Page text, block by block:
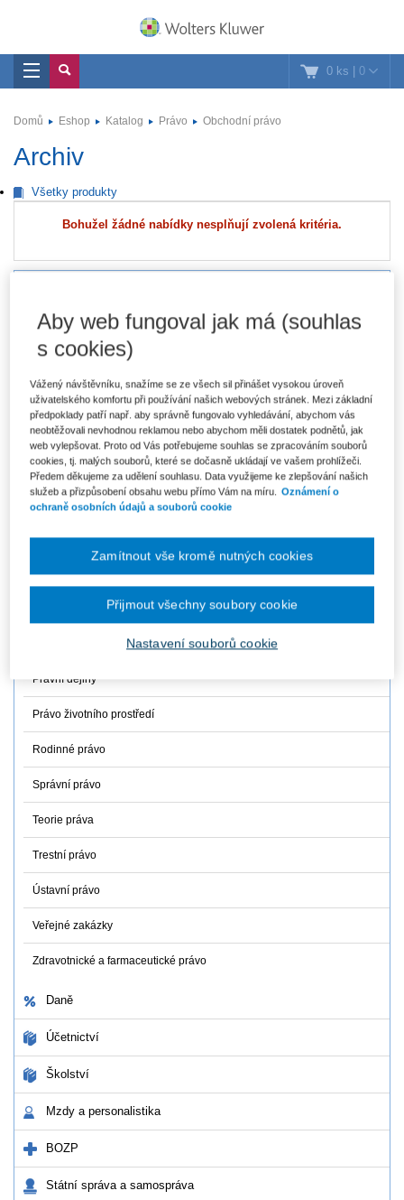
0 ks | 0
Domů Eshop Katalog Právo Obchodní právo
Archiv
Všetky produkty
Bohužel žádné nabídky nesplňují zvolená kritéria.
Autorské právo a právo duševního vlastnictví
Evropské právo
Finanční právo
Mezinárodní právo
Občanské právo hmotné
Občanské právo procesní
Obchodní právo
Ochrana osobních údajů
Pracovní právo a právo sociálního zabezpečení
Právní dějiny
Právo životního prostředí
Rodinné právo
Správní právo
Teorie práva
Trestní právo
Ústavní právo
Veřejné zakázky
Zdravotnické a farmaceutické právo
Daně
Účetnictví
Školství
Mzdy a personalistika
BOZP
Státní správa a samospráva
Aby web fungoval jak má (souhlas
s cookies)
Vážený návštěvníku, snažíme se ze všech sil přinášet vysokou úroveň
uživatelského komfortu při používání našich webových stránek. Mezi základní
předpoklady patří např. aby správně fungovalo vyhledávání, abychom vás
neobtěžovali nevhodnou reklamou nebo abychom měli dostatek podnětů, jak
web vylepšovat. Proto od Vás potřebujeme souhlas se zpracováním souborů
cookies, tj. malých souborů, které se dočasně ukládají ve vašem prohlížeči.
Předem děkujeme za udělení souhlasu. Data využijeme ke zlepšování našich
služeb a přizpůsobení obsahu webu přímo Vám na míru. Oznámení o
ochraně osobních údajů a souborů cookie
Nastavení souborů cookie
Zamítnout vše kromě nutných cookies
Přijmout všechny soubory cookie